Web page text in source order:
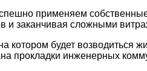
применяем
и заканчивая сложными
котором будет
прокладки инженерных